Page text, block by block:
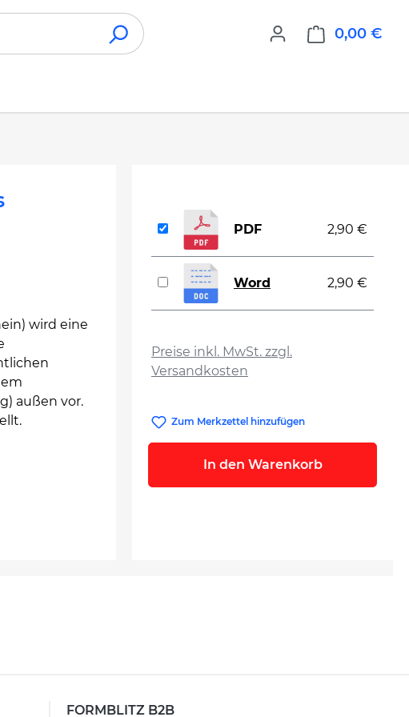
0,00 €
wird eine
außen vor.
Preise inkl. MwSt. zzgl.
Versandkosten
PDF 2,90 €
Word 2,90 €
Zum Merkzettel hinzufügen
In den Warenkorb
FORMBLITZ B2B